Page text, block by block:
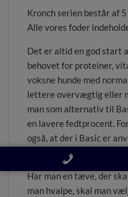
Kronch serien består af
Alle vores foder
Det er altid en god start
behovet for proteiner,
voksne hunde med
lettere overvægtig eller
man som alternativ til
en lavere fedtprocent.
også, at der i Basic er
hvor der er hvede i Main.
Har man en tæve, der
man hvalpe, skal man